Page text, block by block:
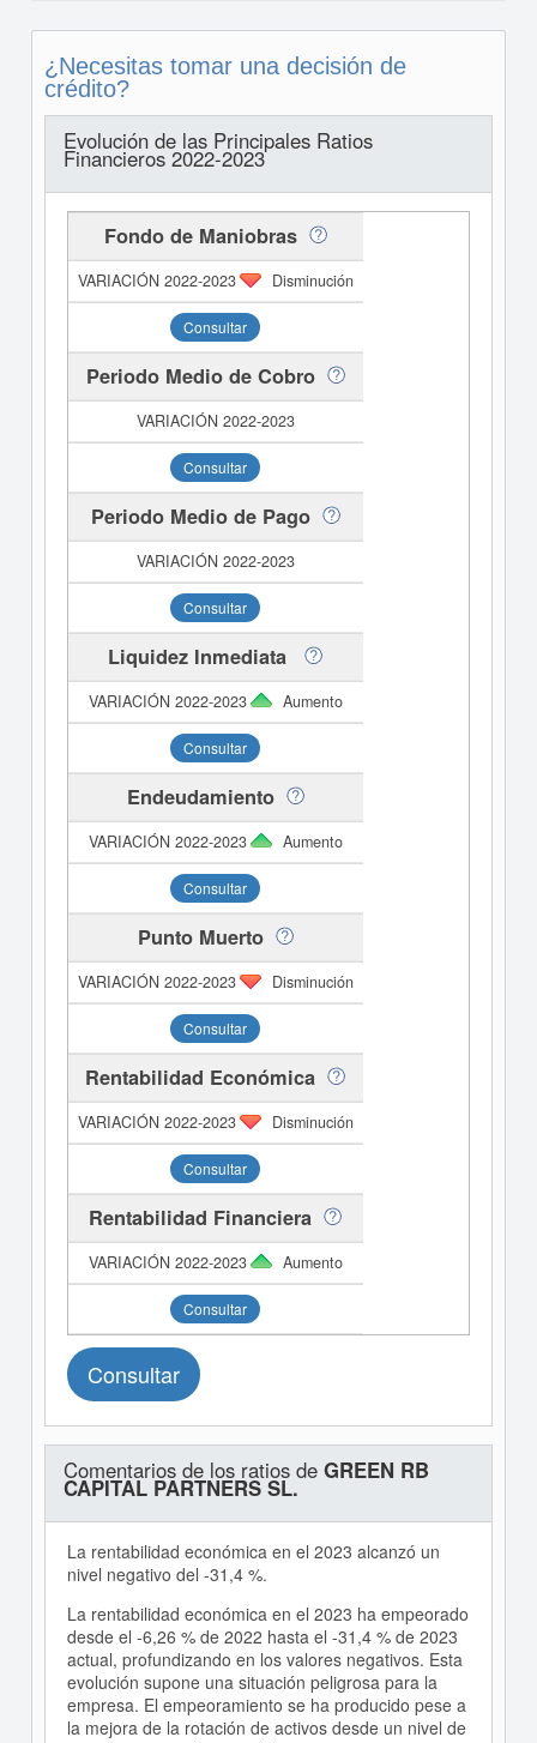
¿Necesitas tomar una decisión de
crédito?
Evolución de las Principales Ratios
Financieros 2022-2023
Fondo de Maniobras
Disminución
Consultar
Periodo Medio de Cobro
Consultar
Periodo Medio de Pago
Consultar
Liquidez Inmediata
Aumento
Consultar
Endeudamiento
Aumento
Consultar
Punto Muerto
Disminución
Consultar
Rentabilidad Económica
Disminución
Consultar
Rentabilidad Financiera
Aumento
Consultar
Consultar
Comentarios de los ratios de GREEN RB
CAPITAL PARTNERS SL.
La rentabilidad económica en el 2023 alcanzó un
nivel negativo del -31,4 %.
La rentabilidad económica en el 2023 ha empeorado
desde el -6,26 % de 2022 hasta el -31,4 % de 2023
actual, profundizando en los valores negativos. Esta
evolución supone una situación peligrosa para la
empresa. El empeoramiento se ha producido pese a
la mejora de la rotación de activos desde un nivel de